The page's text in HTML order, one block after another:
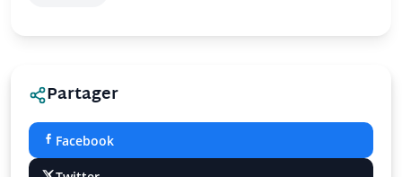
Partager
Facebook